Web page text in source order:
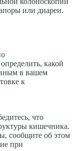
или диареи.
какой
в вашем
к
что
кишечника.
сообщите об этом
при